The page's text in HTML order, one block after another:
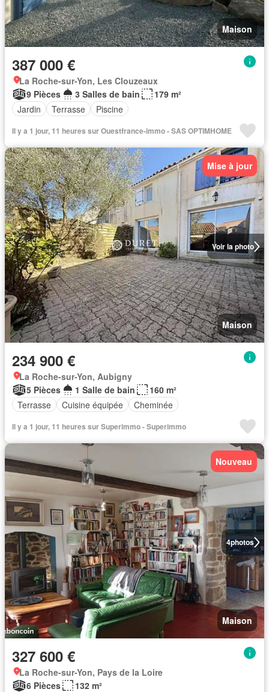
Maison
387 000 €
La Roche-sur-Yon, Les Clouzeaux
9 Pièces
3 Salles de bain
179 m²
Jardin
Terrasse Piscine
Il y a 1 jour, 11 heures sur Ouestfrance-immo - SAS OPTIMHOME
Voir la photo
Mise à jour
Maison
234 900 €
La Roche-sur-Yon, Aubigny
5 Pièces
1 Salle de bain
160 m²
Terrasse
Cuisine équipée Cheminée
Il y a 1 jour, 11 heures sur Superimmo - Superimmo
4photos
Nouveau
Maison
327 600 €
La Roche-sur-Yon, Pays de la Loire
6 Pièces
132 m²